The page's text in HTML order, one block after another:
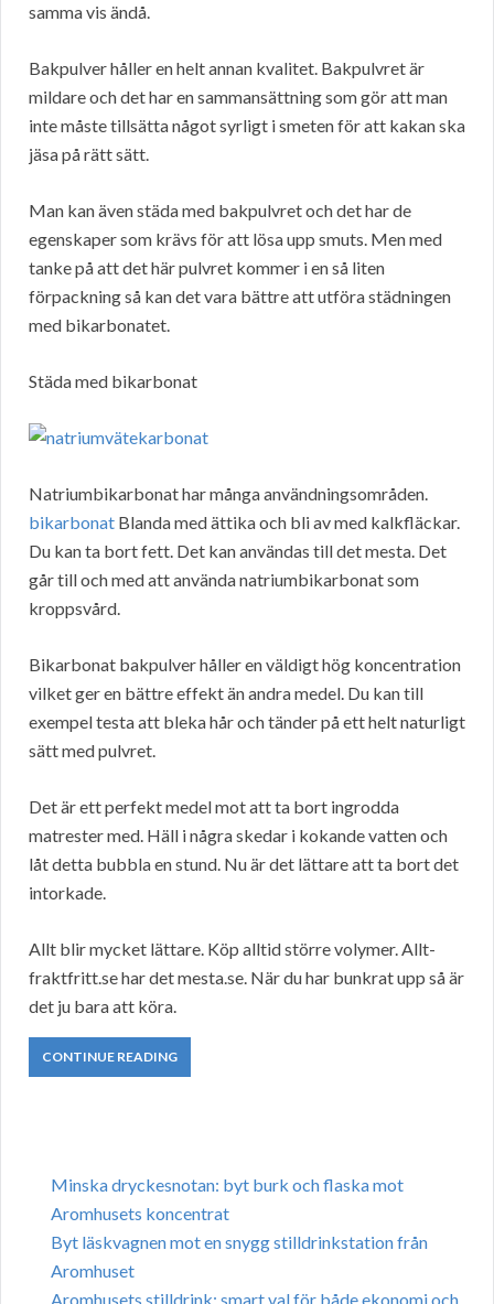
samma vis ändå.
Bakpulver håller en helt annan kvalitet. Bakpulvret är
mildare och det har en sammansättning som gör att man
inte måste tillsätta något syrligt i smeten för att kakan ska
jäsa på rätt sätt.
Man kan även städa med bakpulvret och det har de
egenskaper som krävs för att lösa upp smuts. Men med
tanke på att det här pulvret kommer i en så liten
förpackning så kan det vara bättre att utföra städningen
med bikarbonatet.
Städa med bikarbonat
Natriumbikarbonat har många användningsområden.
bikarbonat Blanda med ättika och bli av med kalkfläckar.
Du kan ta bort fett. Det kan användas till det mesta. Det
går till och med att använda natriumbikarbonat som
kroppsvård.
Bikarbonat bakpulver håller en väldigt hög koncentration
vilket ger en bättre effekt än andra medel. Du kan till
exempel testa att bleka hår och tänder på ett helt naturligt
sätt med pulvret.
Det är ett perfekt medel mot att ta bort ingrodda
matrester med. Häll i några skedar i kokande vatten och
låt detta bubbla en stund. Nu är det lättare att ta bort det
intorkade.
Allt blir mycket lättare. Köp alltid större volymer. Allt-
fraktfritt.se har det mesta.se. När du har bunkrat upp så är
det ju bara att köra.
CONTINUE READING
Minska dryckesnotan: byt burk och flaska mot
Aromhusets koncentrat
Byt läskvagnen mot en snygg stilldrinkstation från
Aromhuset
Aromhusets stilldrink: smart val för både ekonomi och